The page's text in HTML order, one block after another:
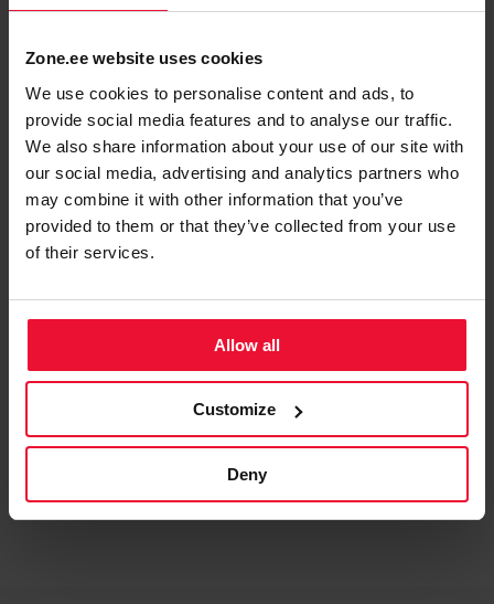
Zone.ee website uses cookies
We use cookies to personalise content and ads, to
provide social media features and to analyse our traffic.
We also share information about your use of our site with
our social media, advertising and analytics partners who
may combine it with other information that you’ve
provided to them or that they’ve collected from your use
of their services.
Allow all
Customize
Deny
Was this article helpful?
Добавление подписи в Webmail
Управление контактами Webmail.ee (импорт, экспорт,
Фильтрация почты в веб-почте – Webmail.ee